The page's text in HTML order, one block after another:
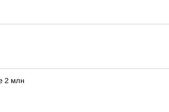
2 млн